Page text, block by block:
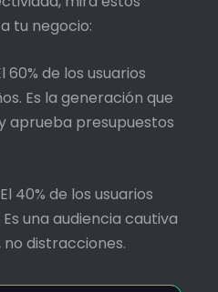
tu negocio:
60% de los usuarios
Es la generación que
aprueba presupuestos
El 40% de los usuarios
una audiencia cautiva
no distracciones.